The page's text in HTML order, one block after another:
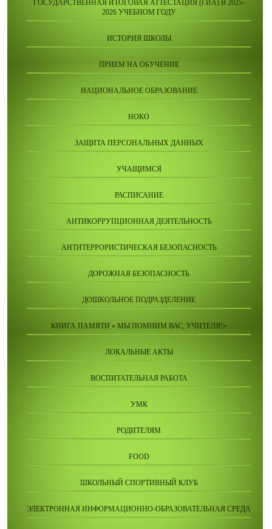
ГОСУДАРСТВЕННАЯ ИТОГОВАЯ АТТЕСТАЦИЯ (ГИА) В 2025-
2026 УЧЕБНОМ ГОДУ
ИСТОРИЯ ШКОЛЫ
ПРИЕМ НА ОБУЧЕНИЕ
НАЦИОНАЛЬНОЕ ОБРАЗОВАНИЕ
НОКО
ЗАЩИТА ПЕРСОНАЛЬНЫХ ДАННЫХ
УЧАЩИМСЯ
РАСПИСАНИЕ
АНТИКОРРУПЦИОННАЯ ДЕЯТЕЛЬНОСТЬ
АНТИТЕРРОРИСТИЧЕСКАЯ БЕЗОПАСНОСТЬ
ДОРОЖНАЯ БЕЗОПАСНОСТЬ
ДОШКОЛЬНОЕ ПОДРАЗДЕЛЕНИЕ
КНИГА ПАМЯТИ « МЫ ПОМНИМ ВАС, УЧИТЕЛЯ!»
ЛОКАЛЬНЫЕ АКТЫ
ВОСПИТАТЕЛЬНАЯ РАБОТА
УМК
РОДИТЕЛЯМ
FOOD
ШКОЛЬНЫЙ СПОРТИВНЫЙ КЛУБ
ЭЛЕКТРОННАЯ ИНФОРМАЦИОННО-ОБРАЗОВАТЕЛЬНАЯ СРЕДА